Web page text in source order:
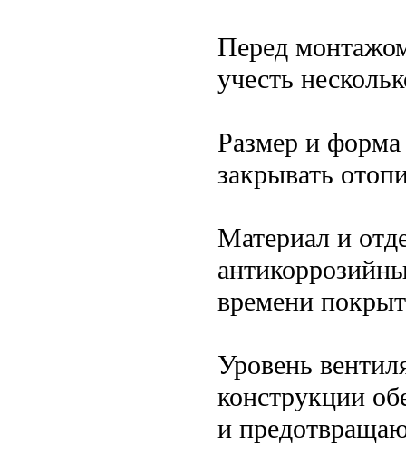
Перед
учесть
Размер и
закрывать
Материал и
времени
Уровень
конструкции
и